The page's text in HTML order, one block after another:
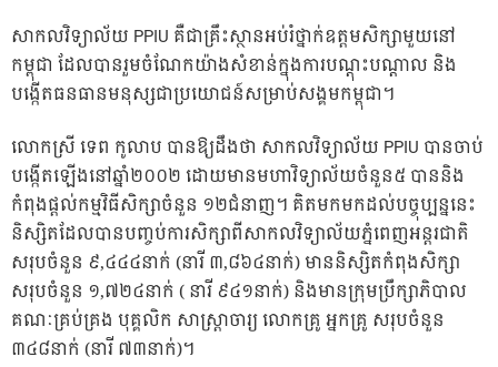
សាកលវិទ្យាល័យ PPIU គឺជាគ្រឹះស្ថានអប់រំថ្នាក់ឧត្តមសិក្សាមួយនៅ
កម្ពុជា ដែលបានរួមចំណែកយ៉ាងសំខាន់ក្នុងការបណ្តុះបណ្តាល និង
បង្កើតធនធានមនុស្សជាប្រយោជន៍សម្រាប់សង្គមកម្ពុជា។
លោកស្រី ទេព កូលាប បានឱ្យដឹងថា សាកលវិទ្យាល័យ PPIU បានចាប់
បង្កើតឡើងនៅឆ្នាំ២០០២ ដោយមានមហាវិទ្យាល័យចំនួន៥ បាននិង
កំពុងផ្តល់កម្មវិធីសិក្សាចំនួន ១២ជំនាញ។ គិតមកមកដល់បច្ចុប្បន្ននេះ
និស្សិតដែលបានបញ្ចប់ការសិក្សាពីសាកលវិទ្យាល័យភ្នំពេញអន្តរជាតិ
សរុបចំនួន ៩,៤៤៤នាក់ (នារី ៣,៨៦៤នាក់) មាននិស្សិតកំពុងសិក្សា
សរុបចំនួន ១,៧២៤នាក់ ( នារី ៩៤១នាក់) និងមានក្រុមប្រឹក្សាភិបាល
គណៈគ្រប់គ្រង បុគ្គលិក សាស្ត្រាចារ្យ លោកគ្រូ អ្នកគ្រូ សរុបចំនួន
៣៤៨នាក់ (នារី ៧៣នាក់)។